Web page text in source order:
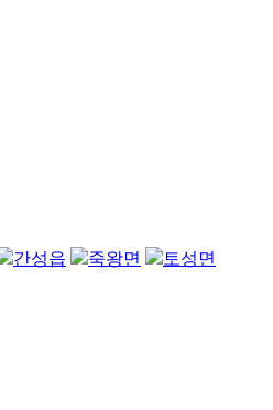
간성읍 죽왕면 토성면